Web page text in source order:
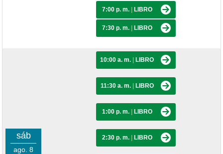
7:00 p. m. LIBRO
7:30 p. m. LIBRO
sáb
ago. 8
10:00 a. m. LIBRO
11:30 a. m. LIBRO
1:00 p. m. LIBRO
2:30 p. m. LIBRO